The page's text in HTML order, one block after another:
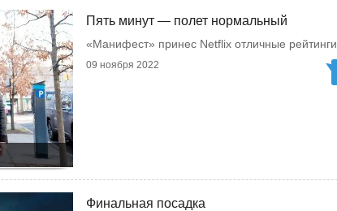
Пять минут — полет нормальный
«Манифест» принес Netflix отличные рейтинги
09 ноября 2022
Финальная посадка